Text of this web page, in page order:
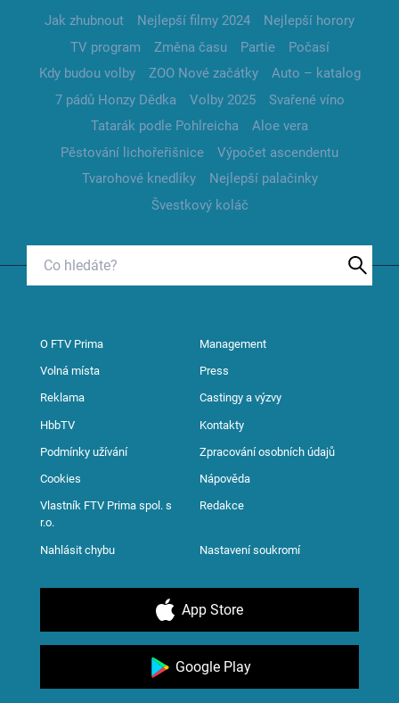
Jak zhubnout Nejlepší filmy 2024
Nejlepší horory
TV program
Změna času Partie
Počasí
Kdy budou volby
ZOO Nové začátky
Auto – katalog
7 pádů Honzy Dědka
Volby 2025
Svařené víno
Tatarák podle Pohlreicha
Aloe vera
Pěstování lichořeřišnice
Výpočet ascendentu
Tvarohové knedlíky
Nejlepší palačinky
Švestkový koláč
O FTV Prima Management
Volná místa Press
Reklama Castingy a výzvy
HbbTV Kontakty
Podmínky užívání Zpracování osobních údajů
Cookies Nápověda
Vlastník FTV Prima spol. s
r.o.
Redakce
Nahlásit chybu Nastavení soukromí
App Store
Google Play